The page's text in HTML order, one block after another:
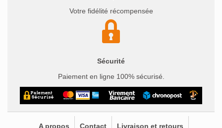
Votre fidélité récompensée
Sécurité
Paiement en ligne 100% sécurisé.
A propos Contact Livraison et retours